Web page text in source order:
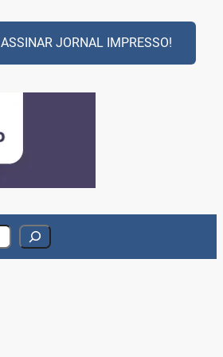
ASSINAR JORNAL IMPRESSO!